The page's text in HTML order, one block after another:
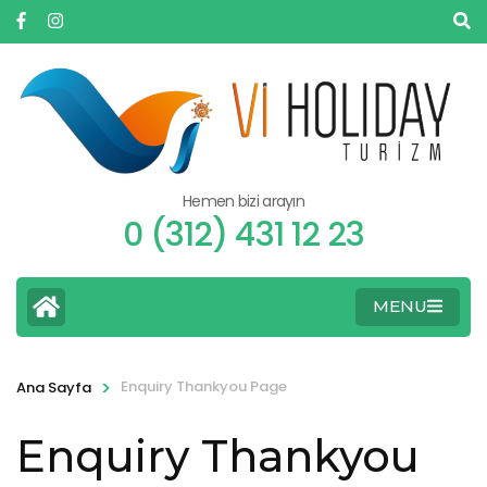
Hemen bizi arayın
0 (312) 431 12 23
MENU
Ana Sayfa > Enquiry Thankyou Page
Enquiry Thankyou